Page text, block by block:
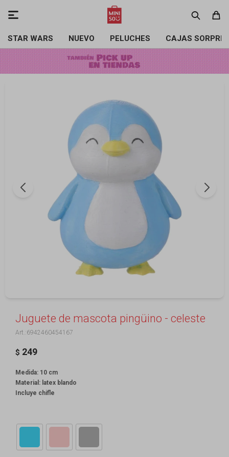
STAR WARS NUEVO PELUCHES CAJAS

Juguete de mascota pingüino - celeste
6942460454167
$ 249
Medida: 10 cm
Material: latex blando
Incluye chifle